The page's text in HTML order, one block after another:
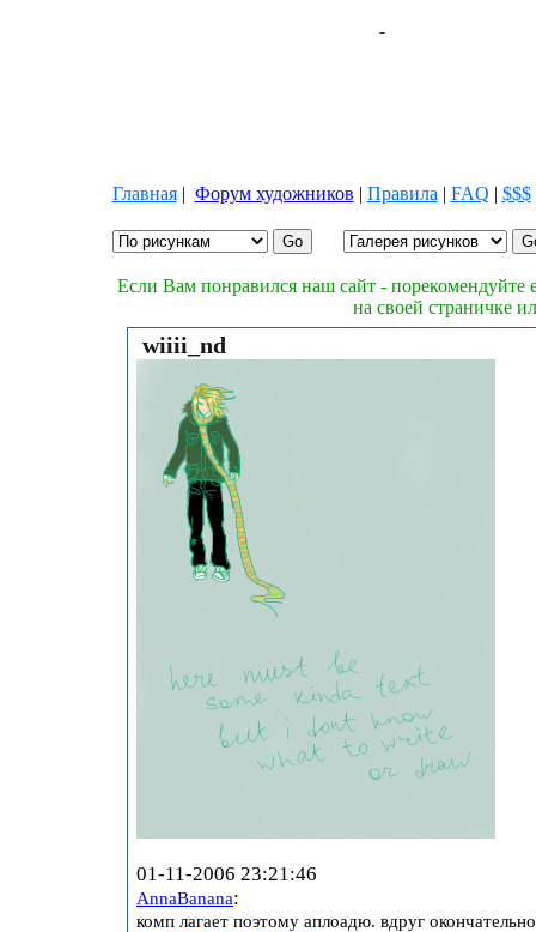
Главная| Форум художников | Правила | FAQ | $$$
Если Вам понравился наш сайт - порекомендуйте
на своей страничке
wiiii_nd
01-11-2006 23:21:46
AnnaBanana:
комп лагает поэтому аплоадю. вдруг